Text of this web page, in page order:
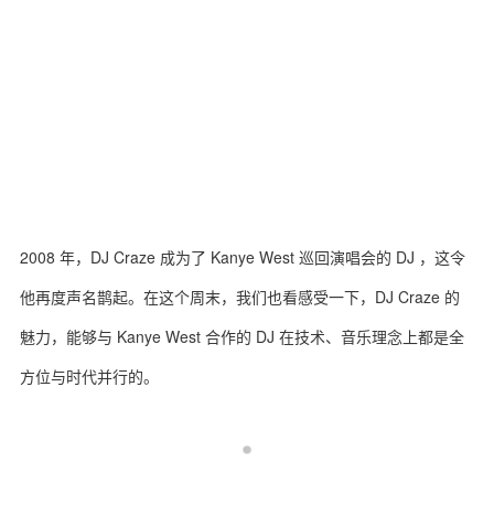
2008 年，DJ Craze 成为了 Kanye West 巡回演唱会的 DJ ，这令
他再度声名鹊起。在这个周末，我们也看感受一下，DJ Craze 的
魅力，能够与 Kanye West 合作的 DJ 在技术、音乐理念上都是全
方位与时代并行的。